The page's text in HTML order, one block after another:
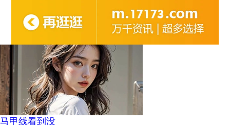
马甲线看到没